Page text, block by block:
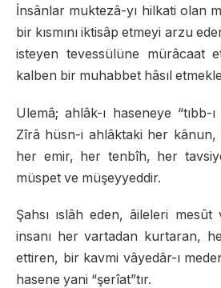
İnsânlar muktezâ-yı hilkati olan
bir kısmını iktisâp etmeyi arzu
isteyen tevessülüne mürâcaat
kalben bir muhabbet hâsıl
Ulemâ; ahlâk-ı haseneye “tıbb-
Zîrâ hüsn-i ahlâktaki her
her emir, her tenbîh, her
müspet ve müşeyyeddir.
Şahsı ıslâh eden, âileleri mesût
insanı her vartadan kurtaran,
ettiren, bir kavmi vâyedâr-ı
hasene yani “şerîat”tır.